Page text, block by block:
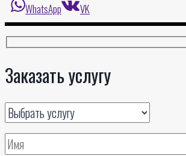
WhatsApp VK
Заказать услугу